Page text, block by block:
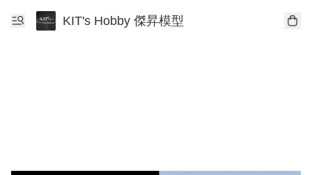
KIT's Hobby 傑昇模型